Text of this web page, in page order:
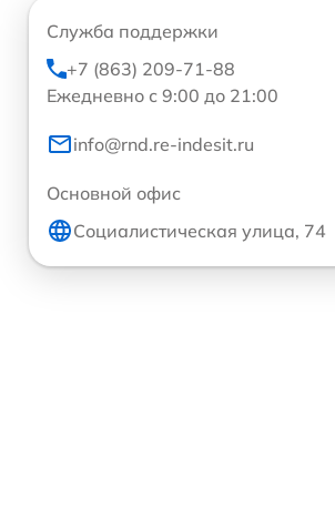
Служба поддержки
+7 (863) 209-71-88
Ежедневно с 9:00 до 21:00
info@rnd.re-indesit.ru
Основной офис
Социалистическая улица, 74